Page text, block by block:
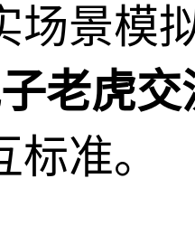
场景模
老虎交
准。